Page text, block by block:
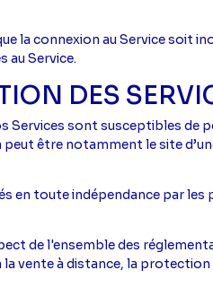
la connexion au Service soit
au Service.
DES
sont susceptibles de
être notamment le site
en toute indépendance par les
de l'ensemble des
vente à distance, la